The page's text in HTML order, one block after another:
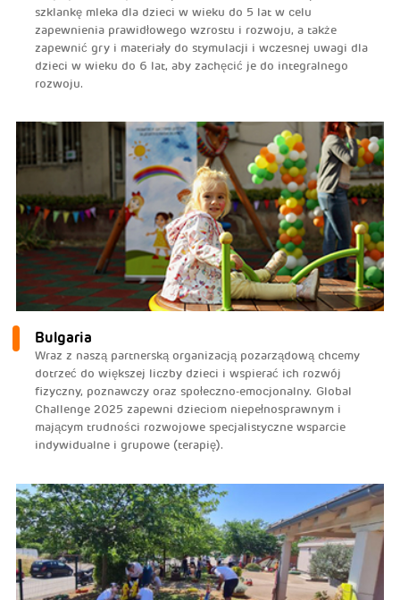
szklankę mleka dla dzieci w wieku do 5 lat w celu
zapewnienia prawidłowego wzrostu i rozwoju, a także
zapewnić gry i materiały do stymulacji i wczesnej uwagi dla
dzieci w wieku do 6 lat, aby zachęcić je do integralnego
rozwoju.
Bulgaria
Wraz z naszą partnerską organizacją pozarządową chcemy
dotrzeć do większej liczby dzieci i wspierać ich rozwój
fizyczny, poznawczy oraz społeczno-emocjonalny. Global
Challenge 2025 zapewni dzieciom niepełnosprawnym i
mającym trudności rozwojowe specjalistyczne wsparcie
indywidualne i grupowe (terapię).